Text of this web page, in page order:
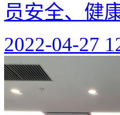
员安全、健
2022-04-27